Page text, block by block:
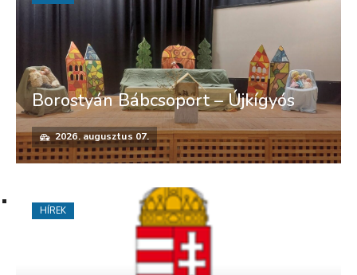
Borostyán Bábcsoport – Újkígyós
2026. augusztus 07.
HÍREK